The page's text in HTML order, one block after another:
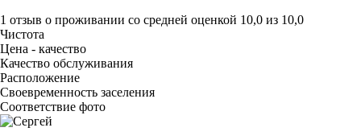
1 отзыв о проживании со средней оценкой 10,0 из 10,0
Чистота
Цена - качество
Качество обслуживания
Расположение
Своевременность заселения
Соответствие фото